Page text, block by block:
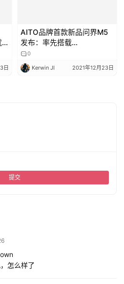
AITO品牌首款新品问界M5
发布：率先搭载
HarmonyOS智能座舱
0
Kerwin JI 2021年12月23日
提交
怎么样了